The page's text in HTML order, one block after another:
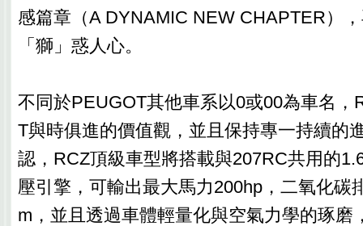
感篇章（A DYNAMIC NEW CHAPTER）
「獅」惑人心。
不同於PEUGOT其他車系以0或00為車名，
T與時俱進的價值觀，並且保持專一持續的
認，RCZ頂級車型將搭載與207RC共用的
壓引擎，可輸出最大馬力200hp，二氧化碳
m，並且透過車體輕量化與空氣力學的琢磨